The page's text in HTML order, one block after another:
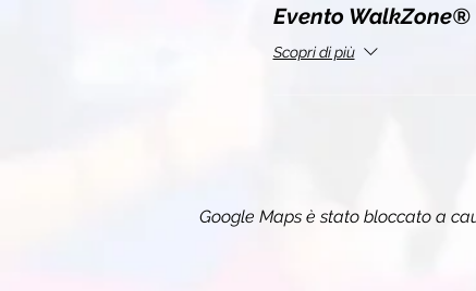
Evento WalkZone®
Scopri di più
Google Maps è stato bloccato a